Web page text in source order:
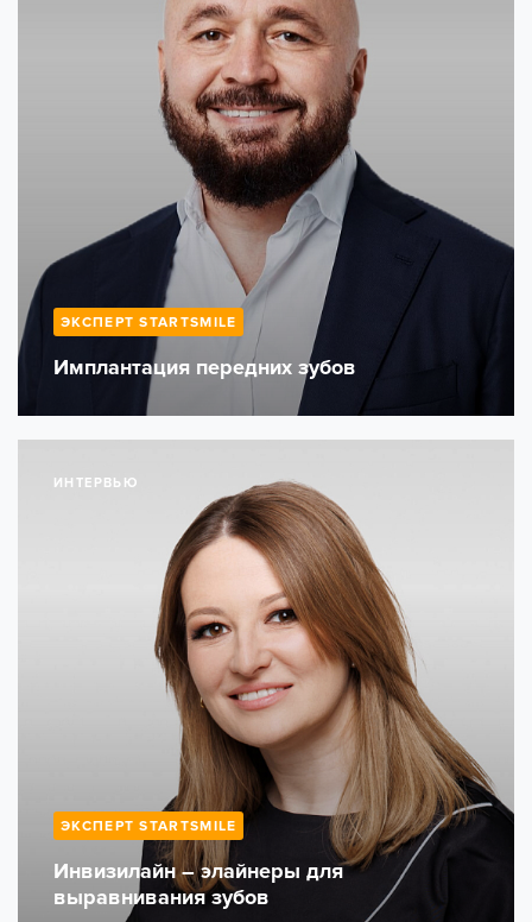
ЭКСПЕРТ STARTSMILE
Имплантация передних зубов
ИНТЕРВЬЮ
ЭКСПЕРТ STARTSMILE
Инвизилайн – элайнеры для
выравнивания зубов